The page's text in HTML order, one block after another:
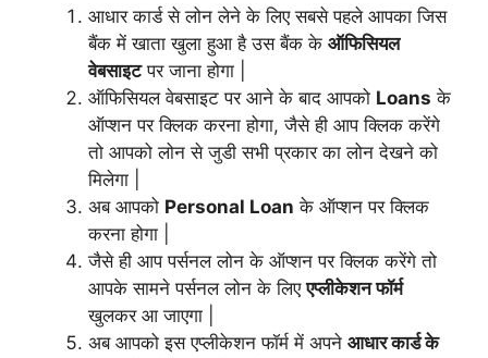
आधार कार्ड से लोन लेने के लिए सबसे पहले आपका जिस
बैंक में खाता खुला हुआ है उस बैंक के ऑफिसियल
वेबसाइटपर जाना होगा |
ऑफिसियल वेबसाइट पर आने के बाद आपको Loans के
ऑप्शन पर क्लिक करना होगा, जैसे ही आप क्लिक करेंगे
तो आपको लोन से जुडी सभी प्रकार का लोन देखने को
मिलेगा |
अब आपको Personal Loan के ऑप्शन पर क्लिक
करना होगा |
जैसे ही आप पर्सनल लोन के ऑप्शन पर क्लिक करेंगे तो
आपके सामने पर्सनल लोन के लिएएप्लीकेशन फॉर्म
खुलकर आ जाएगा |
अब आपको इस एप्लीकेशन फॉर्म में अपने आधार कार्ड के